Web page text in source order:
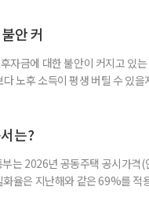
‘매달 들어오는 돈’이라는 점
안 커
자금에 대한 불안이 커지고 있
노후 소득이 평생 버틸 수 있을
·금융회사 글로벌애틀랜틱이 발
는?
는 2026년 공동주택 공시가격(
율은 지난해와 같은 69%를 적